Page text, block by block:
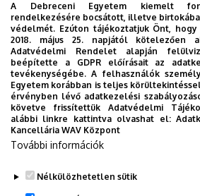
Központi telefonszám +36 52 512
E-mail cím
Cím
4032
1.
Campus),
Leírás
teljes jogú belső tag
A Debreceni Egyetem kiemelt
rendelkezésére bocsátott, illetve
védelmét. Ezúton tájékoztatjuk Önt,
2018. május 25. napjától kötelezően
Adatvédelmi Rendelet alapján
beépítette a GDPR előírásait az
tevékenységébe. A felhasználók
Egyetem korábban is teljes
érvényben lévő adatkezelési
követve frissítettük Adatvédelmi
alábbi linkre kattintva olvashat el:
Kancellária WAV Központ
További információk
Nélkülözhetetlen sütik